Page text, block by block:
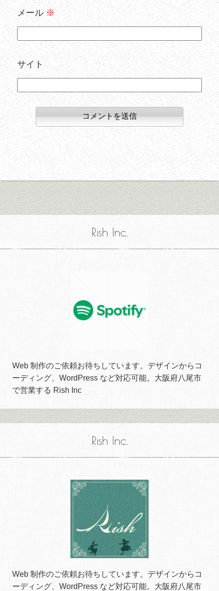
メール ※
サイト
Rish Inc.
Web 制作のご依頼お待ちしています。デザインからコ
ーディング、WordPress など対応可能。大阪府八尾市
で営業する Rish Inc
Rish Inc.
Web 制作のご依頼お待ちしています。デザインからコ
ーディング、WordPress など対応可能。大阪府八尾市